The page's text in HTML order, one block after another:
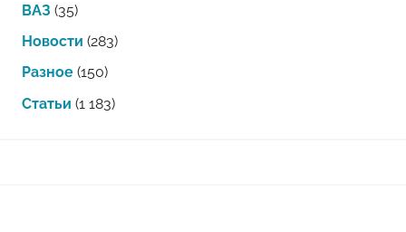
ВАЗ (35)
Новости (283)
Разное (150)
Статьи (1 183)